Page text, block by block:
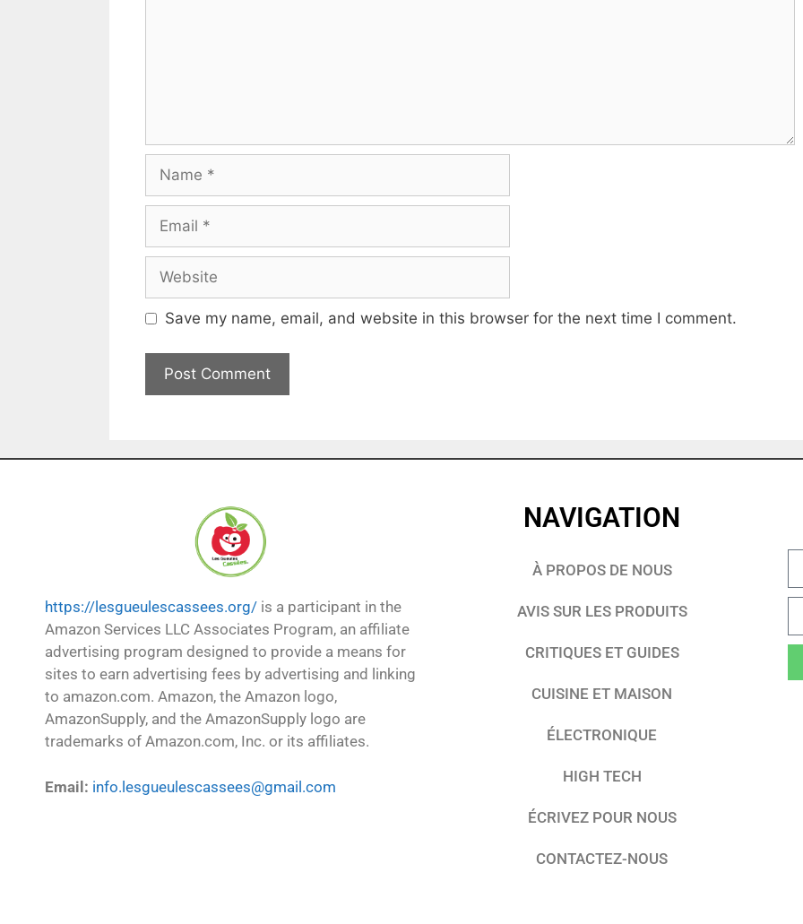
Save my name, email, and website in this browser for the next time I comment.
https://lesgueulescassees.org/ is a participant in the
Amazon Services LLC Associates Program, an affiliate
advertising program designed to provide a means for
sites to earn advertising fees by advertising and linking
to amazon.com. Amazon, the Amazon logo,
AmazonSupply, and the AmazonSupply logo are
trademarks of Amazon.com, Inc. or its affiliates.
Email: info.lesgueulescassees@gmail.com
NAVIGATION
À PROPOS DE NOUS
AVIS SUR LES PRODUITS
CRITIQUES ET GUIDES
CUISINE ET MAISON
ÉLECTRONIQUE
HIGH TECH
ÉCRIVEZ POUR NOUS
CONTACTEZ-NOUS